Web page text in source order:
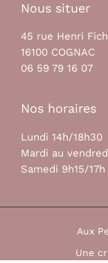
Nous situer
45 rue Henri
16100 COGNAC
06 59 79 16 07
Nos horaires
Lundi 14h/18h30
Mardi au
Samedi 9h15/17h
Aux
Une